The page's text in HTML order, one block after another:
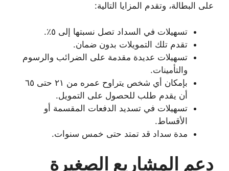
على البطالة، وتقدم المزايا التالية:
تسهيلات في السداد تصل نسبتها إلى ٥٪.
تقدم تلك التمويلات بدون ضمان.
تسهيلات عديدة مقدمة على الضرائب والرسوم
والتأمينات.
بإمكان أي شخص يتراوح عمره من ٢١ حتى ٦٥
أن يقدم طلب للحصول على التمويل.
تسهيلات في تسديد الدفعات المقسمة أو
الأقساط.
مدة سداد قد تمتد حتى خمس سنوات.
دعم المشاريع الصغيرة